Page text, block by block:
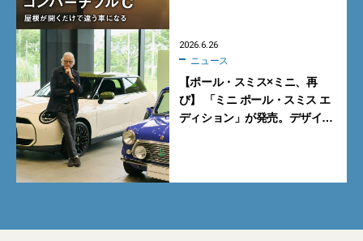
2026.6.26
ニュース
【ポール・スミス×ミニ、再
び】 「ミニ ポール・スミス エ
ディション」が発売。デザイ